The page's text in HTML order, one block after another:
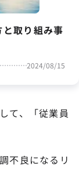
取り組み事
2024/08/15
て、「従業員
不良になるリ